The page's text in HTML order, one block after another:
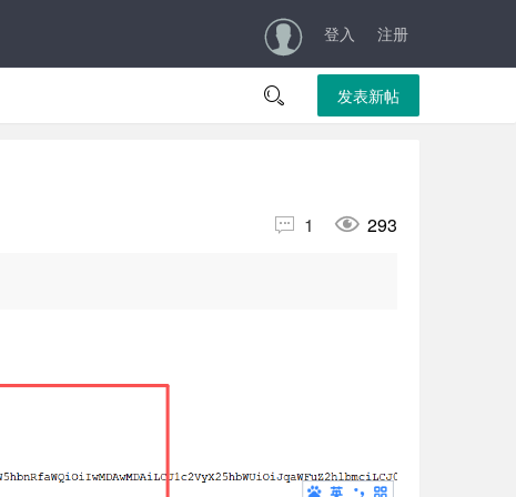
登入 注册
 发表新帖
 1  293